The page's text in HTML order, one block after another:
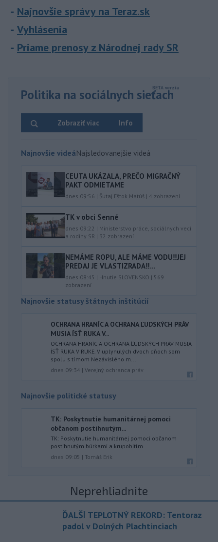
Najnovšie správy na Teraz.sk
Vyhlásenia
Priame prenosy z Národnej rady SR
Politika na sociálnych sieťach
Info
Zobraziť viac
Najnovšie videáNajsledovanejšie videá
CEUTA UKÁZALA, PREČO MIGRAČNÝ
PAKT ODMIETAME
dnes 09:56 | Šutaj Eštok Matúš | 4 zobrazení
TK v obci Senné
dnes 09:22 | Ministerstvo práce, sociálnych vecí
a rodiny SR | 32 zobrazení
NEMÁME ROPU, ALE MÁME VODU‼️JEJ
PREDAJ JE VLASTIZRADA‼️...
dnes 08:45 | Hnutie SLOVENSKO | 569
zobrazení
Najnovšie statusy štátnych inštitúcií
OCHRANA HRANÍC A OCHRANA ĽUDSKÝCH PRÁV
MUSIA ÍSŤ RUKA V...
OCHRANA HRANÍC A OCHRANA ĽUDSKÝCH PRÁV MUSIA
ÍSŤ RUKA V RUKE. V uplynulých dvoch dňoch som
spolu s tímom Nezávislého m...
dnes 09:34 | Verejný ochranca práv
Najnovšie politické statusy
TK: Poskytnutie humanitárnej pomoci
občanom postihnutým...
TK: Poskytnutie humanitárnej pomoci občanom
postihnutým búrkami a krupobitím.
dnes 09:05 | Tomáš Erik
Neprehliadnite
ĎALŠÍ TEPLOTNÝ REKORD: Tentoraz
padol v Dolných Plachtinciach